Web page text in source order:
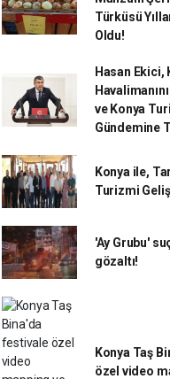
Türküsü
Oldu!
Hasan Ekici,
ve Konya
Gündemine
Konya ile,
Turizmi
'Ay Grubu'
gözaltı!
Konya Taş
özel video